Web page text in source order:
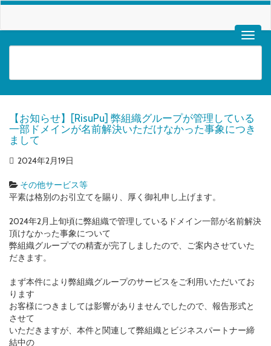
【お知らせ】[RisuPu] 弊組織グループが管理している
一部ドメインが名前解決いただけなかった事象につき
まして
2024年2月19日
その他サービス等
平素は格別のお引立てを賜り、厚く御礼申し上げます。
2024年2月上旬頃に弊組織で管理しているドメイン一部が名前解決
頂けなかった事象について
弊組織グループでの精査が完了しましたので、ご案内させていた
だきます。
まず本件により弊組織グループのサービスをご利用いただいてお
ります
お客様につきましては影響がありませんでしたので、報告形式と
させて
いただきますが、本件と関連して弊組織とビジネスパートナー締
結中の